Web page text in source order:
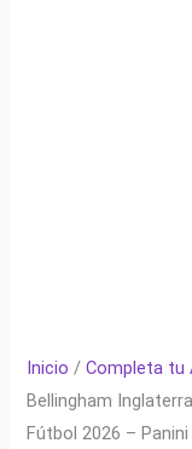
Inicio /Completa tu
Bellingham
Fútbol 2026 – Panini